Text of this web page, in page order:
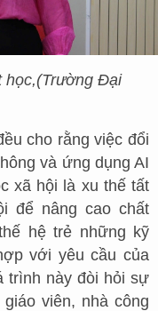
học,(Trường Đại
cho rằng việc đổi
và ứng dụng AI
xã hội là xu thế tất
để nâng cao chất
hệ trẻ những kỹ
với yêu cầu của
trình này đòi hỏi sự
viên, nhà công